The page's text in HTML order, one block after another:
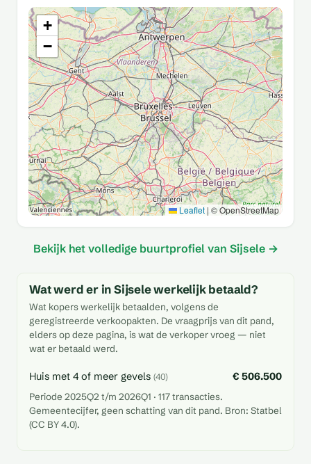
+
−
Leaflet | © OpenStreetMap
Bekijk het volledige buurtprofiel van Sijsele →
Wat werd er in Sijsele werkelijk betaald?
Wat kopers werkelijk betaalden, volgens de
geregistreerde verkoopakten. De vraagprijs van dit pand,
elders op deze pagina, is wat de verkoper vroeg — niet
wat er betaald werd.
Huis met 4 of meer gevels (40) € 506.500
Periode 2025Q2 t/m 2026Q1 · 117 transacties.
Gemeentecijfer, geen schatting van dit pand. Bron: Statbel
(CC BY 4.0).